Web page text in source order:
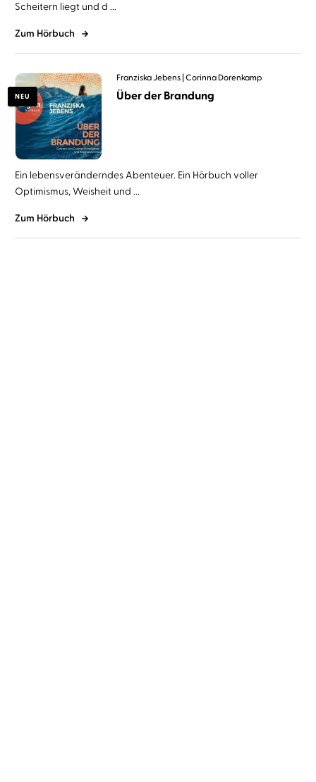
Scheitern liegt und d ...
Zum Hörbuch
NEU
Franziska Jebens Corinna Dorenkamp
Über der Brandung
Ein lebensveränderndes Abenteuer. Ein Hörbuch voller
Optimismus, Weisheit und ...
Zum Hörbuch